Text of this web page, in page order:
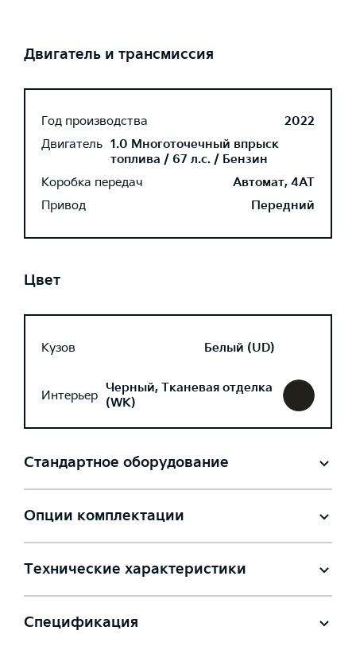
Двигатель и трансмиссия
Год производства
2022
Двигатель 1.0 Многоточечный впрыск
топлива / 67 л.с. / Бензин
Коробка передач
Автомат, 4AT
Привод
Передний
Цвет
Кузов Белый (UD)
Интерьер Черный, Тканевая отделка
(WK)
Стандартное оборудование
Опции комплектации
Технические характеристики
Спецификация